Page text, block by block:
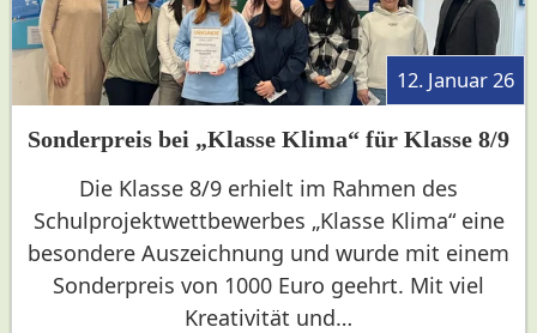
12. Januar 26
Sonderpreis bei „Klasse Klima“ für Klasse 8/9
Die Klasse 8/9 erhielt im Rahmen des
Schulprojektwettbewerbes „Klasse Klima“ eine
besondere Auszeichnung und wurde mit einem
Sonderpreis von 1000 Euro geehrt. Mit viel
Kreativität und…